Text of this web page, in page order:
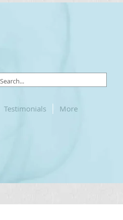
Testimonials More